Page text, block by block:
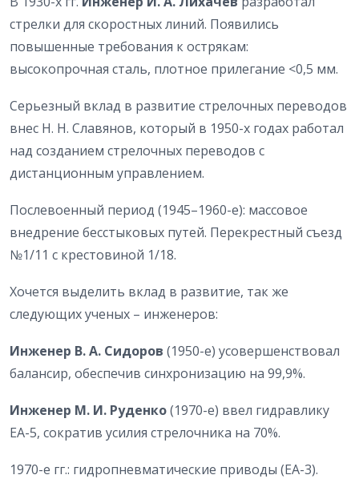
стрелки для скоростных линий. Появились
повышенные требования к острякам:
высокопрочная сталь, плотное прилегание <0,5 мм.
Серьезный вклад в развитие стрелочных переводов
внес Н. Н. Славянов, который в 1950-х годах работал
над созданием стрелочных переводов с
дистанционным управлением.
Послевоенный период (1945–1960-е): массовое
внедрение бесстыковых путей. Перекрестный съезд
№1/11 с крестовиной 1/18.
Хочется выделить вклад в развитие, так же
следующих ученых – инженеров:
Инженер В. А. Сидоров (1950-е) усовершенствовал
балансир, обеспечив синхронизацию на 99,9%.
Инженер М. И. Руденко(1970-е) ввел гидравлику
ЕА-5, сократив усилия стрелочника на 70%.
1970-е гг.: гидропневматические приводы (ЕА-3).